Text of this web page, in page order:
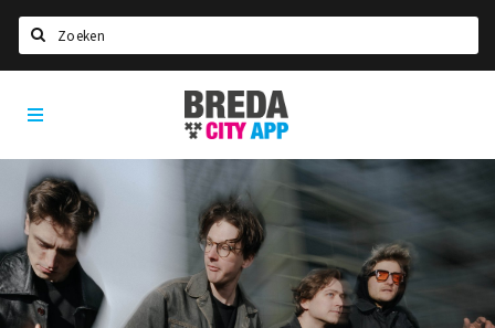
Home
Agenda
Deals
Party pics
Nieuws, interviews & blogs
Breda
City
App